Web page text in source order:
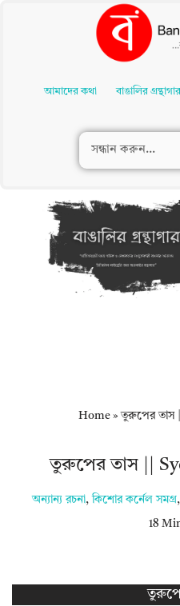
Contentআমাদের কথা বাঙালির গ্রন্থাগার
Home»তুরুপের তাস
তুরুপের তাস ||
অন্যান্য রচনা, কিশোর কর্নেল সমগ্র ,
18